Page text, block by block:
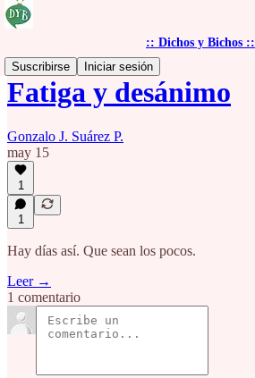
:: Dichos y Bichos ::
Suscribirse
Iniciar sesión
Fatiga y desánimo
Gonzalo J. Suárez P.
may 15
1
1
Hay días así. Que sean los pocos.
Leer →
1 comentario